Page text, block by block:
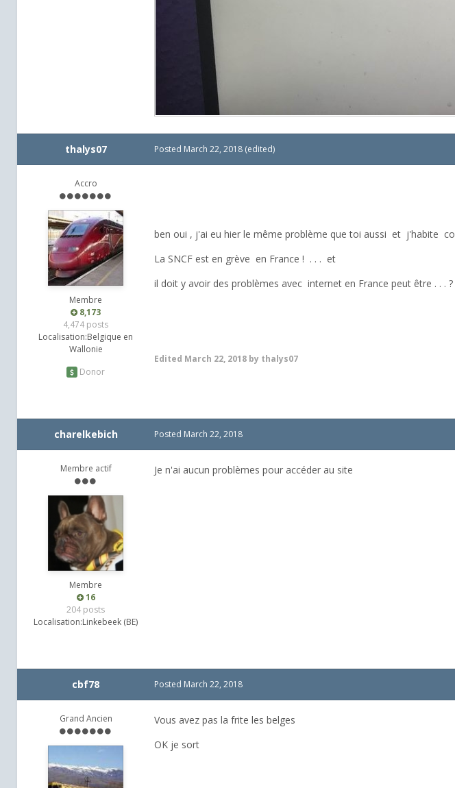
thalys07
Accro
Membre
8,173
4,474 posts
Localisation:Belgique en
Wallonie
Donor
Posted March 22, 2018 (edited)
ben oui , j'ai eu hier le même problème que toi aussi et j'habite
La SNCF est en grève en France ! . . . et
il doit y avoir des problèmes avec internet en France peut être . . . ?
Edited March 22, 2018 by thalys07
charelkebich
Membre actif
Membre
16
204 posts
Localisation:Linkebeek (BE)
Posted March 22, 2018
Je n'ai aucun problèmes pour accéder au site
cbf78
Grand Ancien
Posted March 22, 2018
Vous avez pas la frite les belges
OK je sort